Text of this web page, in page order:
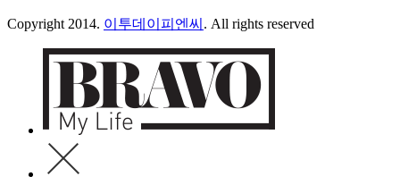
Copyright 2014. 이투데이피엔씨 . All rights reserved